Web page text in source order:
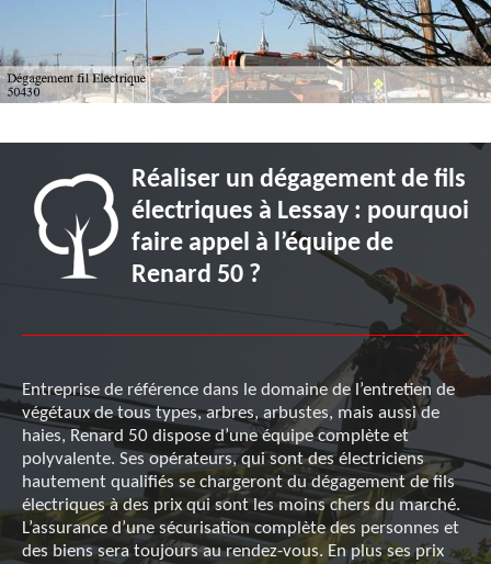
Réaliser un dégagement de fils
électriques à Lessay : pourquoi
faire appel à l’équipe de
Renard 50 ?
Entreprise de référence dans le domaine de l’entretien de
végétaux de tous types, arbres, arbustes, mais aussi de
haies, Renard 50 dispose d’une équipe complète et
polyvalente. Ses opérateurs, qui sont des électriciens
hautement qualifiés se chargeront du dégagement de fils
électriques à des prix qui sont les moins chers du marché.
L’assurance d’une sécurisation complète des personnes et
des biens sera toujours au rendez-vous. En plus ses prix